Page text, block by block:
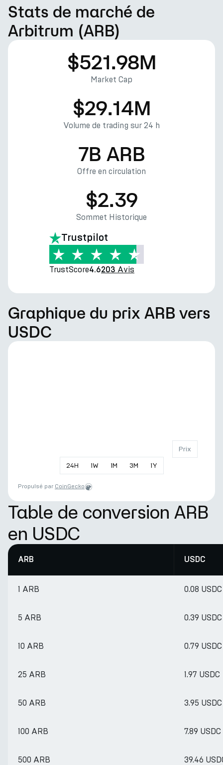
Stats de marché de
Arbitrum (ARB)
$521.98M
Market Cap
$29.14M
Volume de trading sur 24 h
7B ARB
Offre en circulation
$2.39
Sommet Historique
Trustpilot
TrustScore4.6203 Avis
Graphique du prix ARB vers
USDC
24H 1W 1M 3M 1Y
Prix
Propulsé par CoinGecko
Table de conversion ARB
en USDC
ARB USDC
1 ARB 0.08 USDC
5 ARB 0.39 USDC
10 ARB 0.79 USDC
25 ARB 1.97 USDC
50 ARB 3.95 USDC
100 ARB 7.89 USDC
500 ARB 39.46